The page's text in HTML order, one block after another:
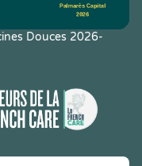
Douces 2026-